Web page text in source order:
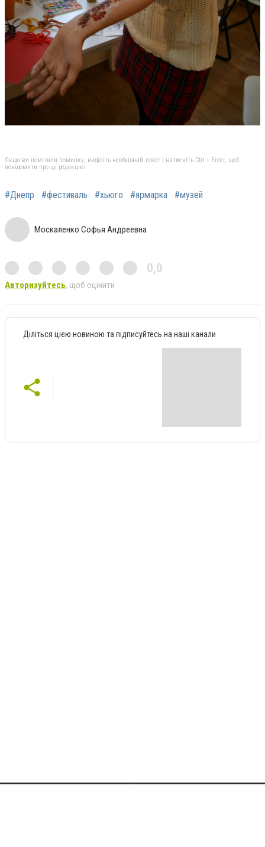
Якщо ви помітили помилку, виділіть необхідний текст і натисніть Ctrl + Enter, щоб
повідомити про це редакцію
#Днепр #фестиваль #хьюго #ярмарка #музей
Москаленко Софья Андреевна
0,0
Авторизуйтесь, щоб оцінити
Діліться цією новиною та підписуйтесь на наші канали